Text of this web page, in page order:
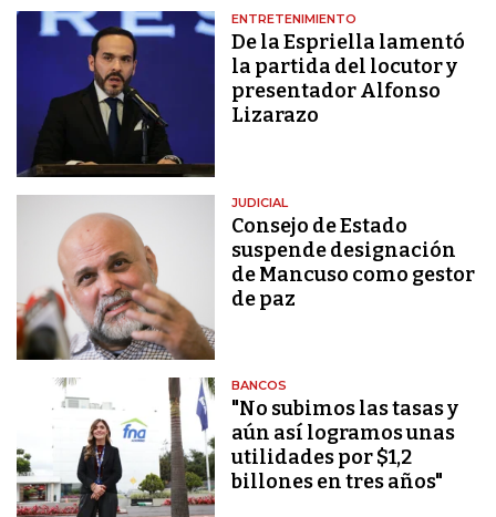
ENTRETENIMIENTO
De la Espriella lamentó
la partida del locutor y
presentador Alfonso
Lizarazo
JUDICIAL
Consejo de Estado
suspende designación
de Mancuso como gestor
de paz
BANCOS
"No subimos las tasas y
aún así logramos unas
utilidades por $1,2
billones en tres años"